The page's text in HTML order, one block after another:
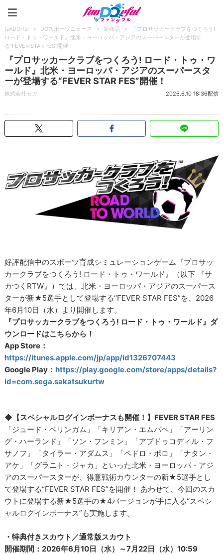
funDOrful > DOスポーツニュース > 新商品 >
『プロサッカークラブをつくろう!
ロード・トゥ・ワールド』北米・ヨーロッパ・アジアのスーパースターが登場す
る“FEVER STAR FES”開催！
『プロサッカークラブをつくろう! ロード・トゥ・ワ
ールド』北米・ヨーロッパ・アジアのスーパースタ
ーが登場する“FEVER STAR FES”開催！
株式会社セガ 2026.6.10 18:36配信
好評配信中のスポーツ育成シミュレーションゲーム『プロサッ
カークラブをつくろう! ロード・トゥ・ワールド』（以下 『サ
カつくRTW』）では、北米・ヨーロッパ・アジアのスーパース
ターが新★5選手として登場する“FEVER STAR FES”を、2026
年6月10日（水）より開催します。
『プロサッカークラブをつくろう! ロード・トゥ・ワールド』ダ
ウンロードはこちらから！
App Store：
https://itunes.apple.com/jp/app/id1326707443
Google Play： https://play.google.com/store/apps/details?
id=com.sega.sakatsukurtw
◆【スペシャルログインボーナスも開催！】FEVER STAR FES
「ジュード・ベリンガム」「キリアン・エムバペ」「アーリン
グ・ハーランド」「ソン・フンミン」「アブドゥコディル・フ
サノフ」「タイラー・アダムス」「ペドロ・ポロ」「ナタン・
アケ」「グラニト・ジャカ」といった北米・ヨーロッパ・アジ
アのスーパースターが、得意戦術カウンターの新★5選手とし
て登場する“FEVER STAR FES”を開催！ あわせて、今回のスカ
ウトに登場する新★5選手の★4バージョンが手に入る“スペシ
ャルログインボーナス”も実施します。
・特典付きスカウト／通常版スカウト
開催期間：2026年6月10日（水）～7月22日（水）10:59